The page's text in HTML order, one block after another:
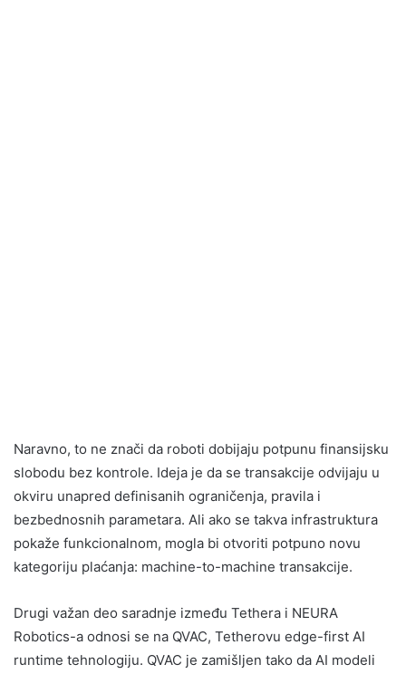
Naravno, to ne znači da roboti dobijaju potpunu finansijsku
slobodu bez kontrole. Ideja je da se transakcije odvijaju u
okviru unapred definisanih ograničenja, pravila i
bezbednosnih parametara. Ali ako se takva infrastruktura
pokaže funkcionalnom, mogla bi otvoriti potpuno novu
kategoriju plaćanja: machine-to-machine transakcije.
Drugi važan deo saradnje između Tethera i NEURA
Robotics-a odnosi se na QVAC, Tetherovu edge-first AI
runtime tehnologiju. QVAC je zamišljen tako da AI modeli